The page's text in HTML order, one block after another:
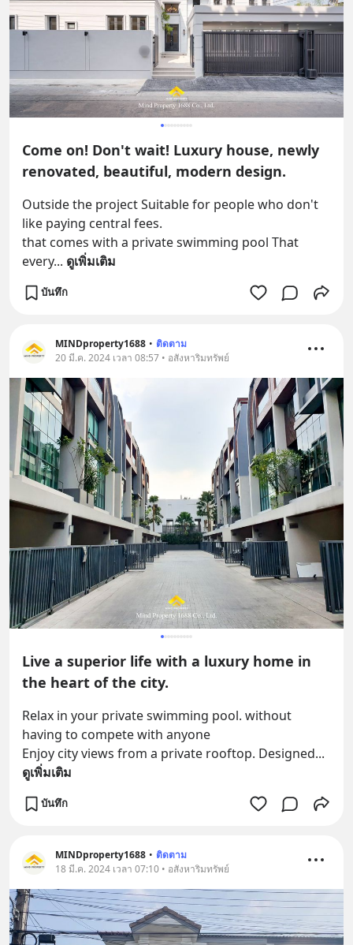
Come on! Don't wait! Luxury house, newly
renovated, beautiful, modern design.
Outside the project Suitable for people who don't
like paying central fees.
that comes with a private swimming pool That
every... ดูเพิ่มเติม
บันทึก
MINDproperty1688 • ติดตาม
20 มี.ค. 2024 เวลา 08:57 • อสังหาริมทรัพย์
Live a superior life with a luxury home in
the heart of the city.
Relax in your private swimming pool. without
having to compete with anyone
Enjoy city views from a private rooftop. Designed...
ดูเพิ่มเติม
บันทึก
MINDproperty1688 • ติดตาม
18 มี.ค. 2024 เวลา 07:10 • อสังหาริมทรัพย์